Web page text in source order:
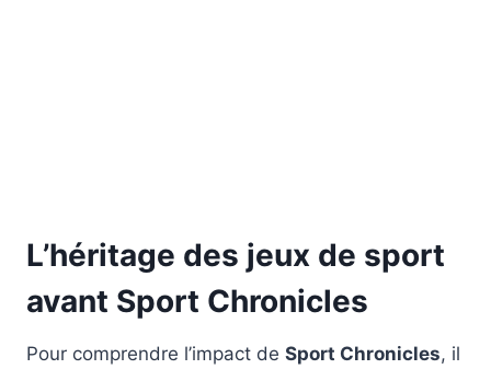
L’héritage des jeux de sport
avant Sport Chronicles
Pour comprendre l’impact de Sport Chronicles, il